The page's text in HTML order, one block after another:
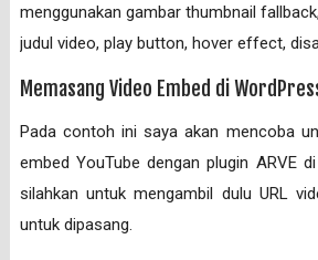
menggunakan gambar thumbnail
judul video, play button, hover effect,
Memasang Video Embed di
Pada contoh ini saya akan mencoba
embed YouTube dengan plugin ARVE
silahkan untuk mengambil dulu URL
untuk dipasang.